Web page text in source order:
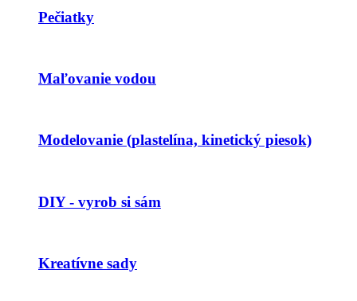
Pečiatky
Maľovanie vodou
Modelovanie (plastelína, kinetický piesok)
DIY - vyrob si sám
Kreatívne sady